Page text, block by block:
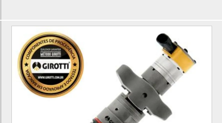
Cabeçote de motor c7.1
Cabeçote de motor c6.6
Cabeçote de motor c9
10r7222 caterpillar
10r7225 caterpillar